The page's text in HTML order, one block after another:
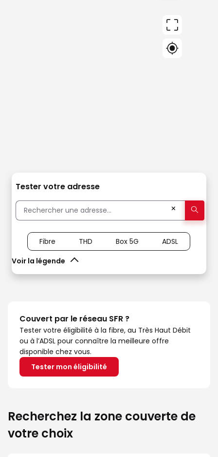
Tester votre adresse
✕
Voir la légende
Fibre THD Box 5G ADSL
Couvert par le réseau SFR ?
Tester votre éligibilité à la fibre, au Très Haut Débit
ou à l’ADSL pour connaître la meilleure offre
disponible chez vous.
Tester mon éligibilité
Recherchez la zone couverte de
votre choix